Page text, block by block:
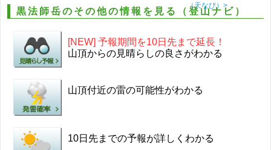
（天なび）>
黒法師岳のその他の情報を見る（登山ナビ）
[NEW] 予報期間を10日先まで延長！
山頂からの見晴らしの良さがわかる
山頂付近の雷の可能性がわかる
10日先までの予報が詳しくわかる